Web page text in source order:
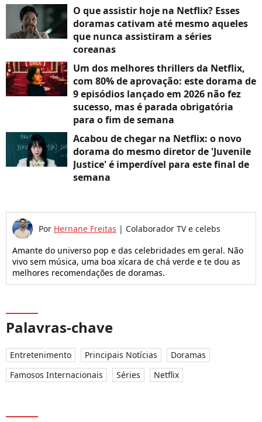
O que assistir hoje na Netflix? Esses
doramas cativam até mesmo aqueles
que nunca assistiram a séries
coreanas
Um dos melhores thrillers da Netflix,
com 80% de aprovação: este dorama de
9 episódios lançado em 2026 não fez
sucesso, mas é parada obrigatória
para o fim de semana
Acabou de chegar na Netflix: o novo
dorama do mesmo diretor de 'Juvenile
Justice' é imperdível para este final de
semana
Por Hernane Freitas | Colaborador TV e celebs
Amante do universo pop e das celebridades em geral. Não
vivo sem música, uma boa xícara de chá verde e te dou as
melhores recomendações de doramas.
Palavras-chave
Entretenimento Principais Notícias
Doramas
Famosos Internacionais
Séries Netflix